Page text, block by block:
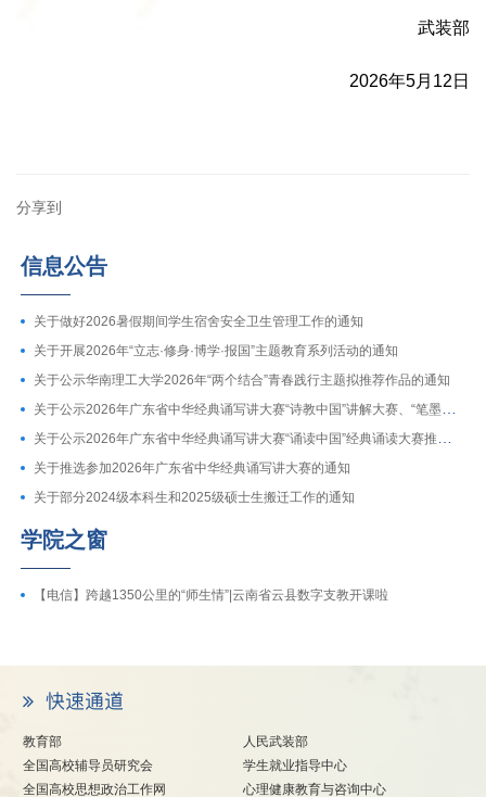
武装部
2026年5月12日
分享到
信息公告
关于做好2026暑假期间学生宿舍安全卫生管理工作的通知
关于开展2026年“立志·修身·博学·报国”主题教育系列活动的通知
关于公示华南理工大学2026年“两个结合”青春践行主题拟推荐作品的通知
关于公示2026年广东省中华经典诵写讲大赛“诗教中国”讲解大赛、“笔墨中国”暨第十七届广东省规范汉字书写大赛推荐参赛作品的通知
关于公示2026年广东省中华经典诵写讲大赛“诵读中国”经典诵读大赛推荐参赛作品的通知
关于推选参加2026年广东省中华经典诵写讲大赛的通知
关于部分2024级本科生和2025级硕士生搬迁工作的通知
学院之窗
【电信】跨越1350公里的“师生情”|云南省云县数字支教开课啦
教育部
人民武装部
全国高校辅导员研究会
学生就业指导中心
全国高校思想政治工作网
心理健康教育与咨询中心